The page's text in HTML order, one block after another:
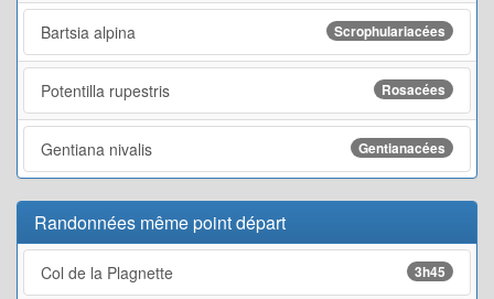
Bartsia alpina Scrophulariacées
Potentilla rupestris Rosacées
Gentiana nivalis Gentianacées
Randonnées même point départ
Col de la Plagnette 3h45